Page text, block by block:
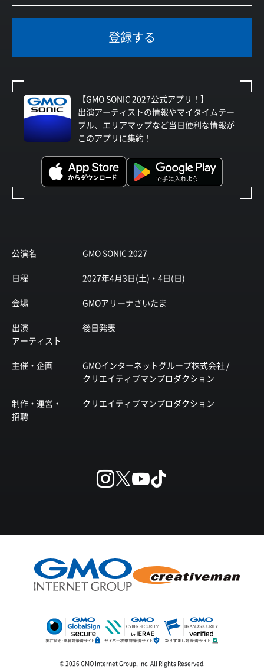
公演名 GMO SONIC 2027
日程 2027年4月3日(土)・4日(日)
会場 GMOアリーナさいたま
出演
アーティスト
後日発表
主催・企画
GMOインターネットグループ株式会社 /
クリエイティブマンプロダクション
制作・運営・
招聘
クリエイティブマンプロダクション
登録する
【GMO SONIC 2027公式アプリ！】
出演アーティストの情報やマイタイムテー
ブル、エリアマップなど当日便利な情報が
このアプリに集約！
© 2026 GMO Internet Group, Inc. All Rights Reserved.